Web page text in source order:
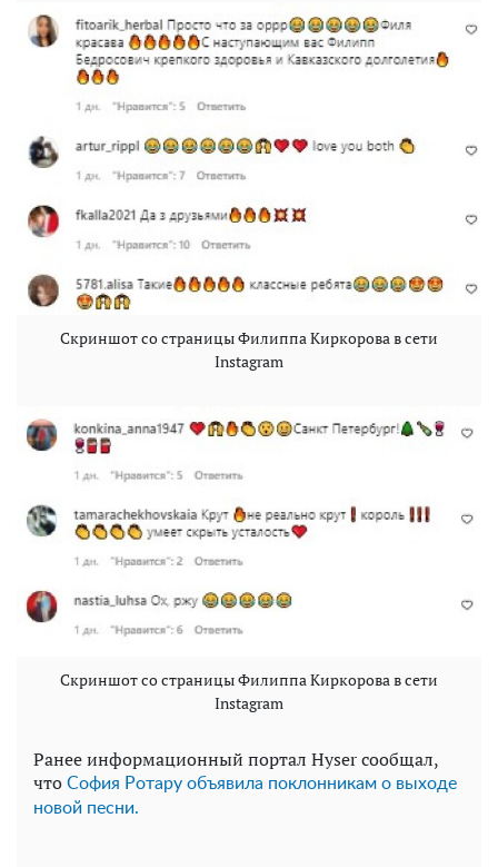
Скриншот со страницы Филиппа Киркорова в сети
Instagram
Скриншот со страницы Филиппа Киркорова в сети
Instagram
Ранее информационный портал Hyser сообщал,
что София Ротару объявила поклонникам о выходе
новой песни.